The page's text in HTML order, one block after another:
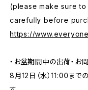
(please make sure
carefully before
https://
・お盆期間中の出荷・お
8月12日（水）11:00まで